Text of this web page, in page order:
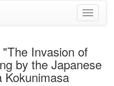
Basculer
la
Invasion of
by the Japanese
Kokunimasa